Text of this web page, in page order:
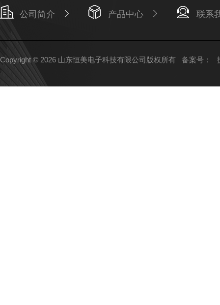
公司简介 产品中心 联系
Copyright © 2026 山东恒美电子科技有限公司版权所有 备案号：